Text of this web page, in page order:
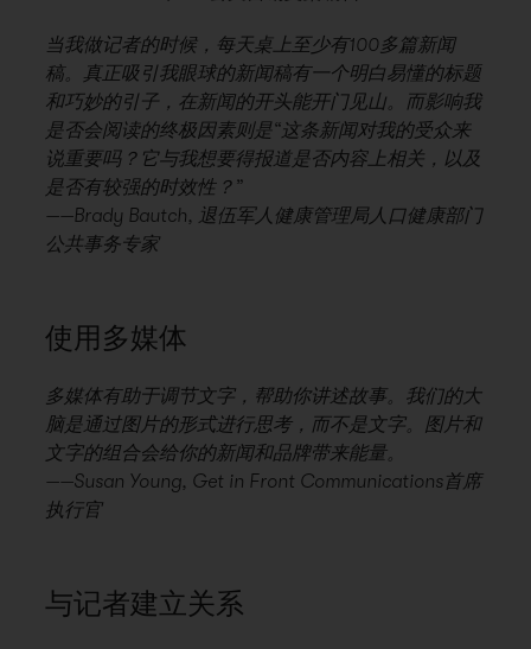
当我做记者的时候，每天桌上至少有100多篇新闻
稿。真正吸引我眼球的新闻稿有一个明白易懂的标题
和巧妙的引子，在新闻的开头能开门见山。而影响我
是否会阅读的终极因素则是“这条新闻对我的受众来
说重要吗？它与我想要得报道是否内容上相关，以及
是否有较强的时效性？”
——Brady Bautch, 退伍军人健康管理局人口健康部门
公共事务专家
使用多媒体
多媒体有助于调节文字，帮助你讲述故事。我们的大
脑是通过图片的形式进行思考，而不是文字。图片和
文字的组合会给你的新闻和品牌带来能量。
——Susan Young, Get in Front Communications首席
执行官
与记者建立关系